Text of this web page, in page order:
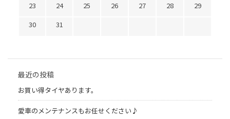
23
24 25 26 27 28
29
30
31
最近の投稿
お買い得タイヤあります。
愛車のメンテナンスもお任せください♪